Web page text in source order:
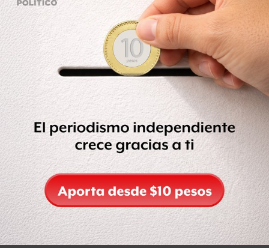
Luego que alguien le diera ganea Marvel al filtrar el
avance de Avengers 2: La Era de Ultron en redes sociales,
la compañía tuvo que subir el avance oficial de la cinta a
su canal oficial de YouTube.
Compartir Leer después
Etiquetas:
AVENGERS MARVEL VIDEO